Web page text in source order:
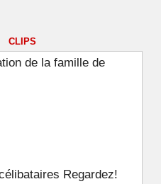
CLIPS
de la famille de
Regardez!